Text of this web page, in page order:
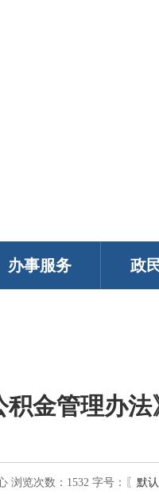
办事服务 政
金管理办法
浏览次数： 1532 字号：〖 默认